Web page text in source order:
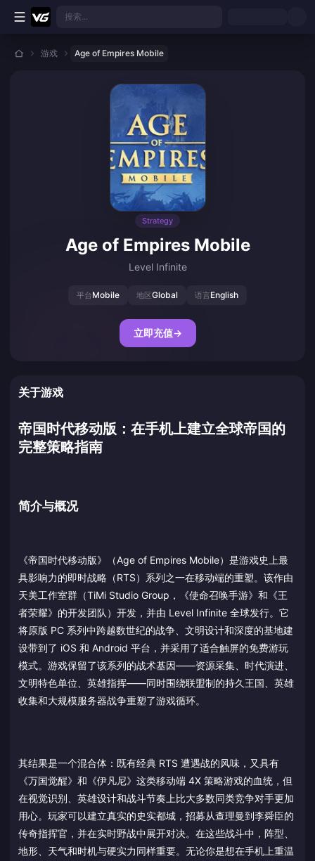
跳转至主要内容
搜索...
游戏 Age of Empires Mobile
Strategy
Age of Empires Mobile
Level Infinite
平台Mobile 地区Global 语言English
立即充值→
关于游戏
帝国时代移动版：在手机上建立全球帝国的
完整策略指南
简介与概况
《帝国时代移动版》（Age of Empires Mobile）是游戏史上最
具影响力的即时战略（RTS）系列之一在移动端的重塑。该作由
天美工作室群（TiMi Studio Group，《使命召唤手游》和《王
者荣耀》的开发团队）开发，并由 Level Infinite 全球发行。它
将原版 PC 系列中跨越数世纪的战争、文明设计和深度的基地建
设带到了 iOS 和 Android 平台，并采用了适合触屏的免费游玩
模式。游戏保留了该系列的战术基因——资源采集、时代演进、
文明特色单位、英雄指挥——同时围绕联盟制的持久王国、英雄
收集和大规模服务器战争重塑了游戏循环。
其结果是一个混合体：既有经典 RTS 遭遇战的风味，又具有
《万国觉醒》和《伊凡尼》这类移动端 4X 策略游戏的血统，但
在视觉识别、英雄设计和战斗节奏上比大多数同类竞争对手更加
用心。玩家可以建立真实的史实都城，招募从查理曼到李舜臣的
传奇指挥官，并在实时野战中展开对决。在这些战斗中，阵型、
地形、天气和时机与硬实力同样重要。无论你是想在手机上重温